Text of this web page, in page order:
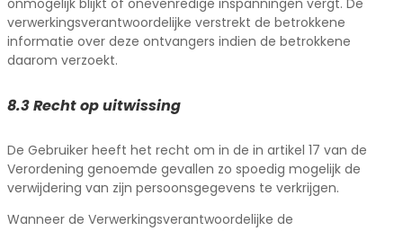
onmogelijk blijkt of onevenredige inspanningen vergt. De
verwerkingsverantwoordelijke verstrekt de betrokkene
informatie over deze ontvangers indien de betrokkene
daarom verzoekt.
8.3 Recht op uitwissing
De Gebruiker heeft het recht om in de in artikel 17 van de
Verordening genoemde gevallen zo spoedig mogelijk de
verwijdering van zijn persoonsgegevens te verkrijgen.
Wanneer de Verwerkingsverantwoordelijke de